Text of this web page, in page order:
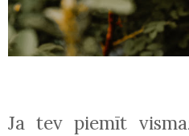
Ja tev piemīt